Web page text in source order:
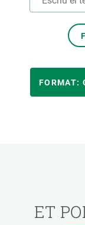
AUTOR
FORMAT:
ET